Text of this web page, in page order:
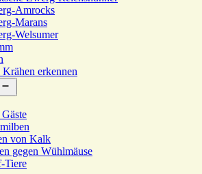
Amrocks
Marans
Welsumer
erkennen
öffnen
von Kalk
gegen Wühlmäuse
Tiere